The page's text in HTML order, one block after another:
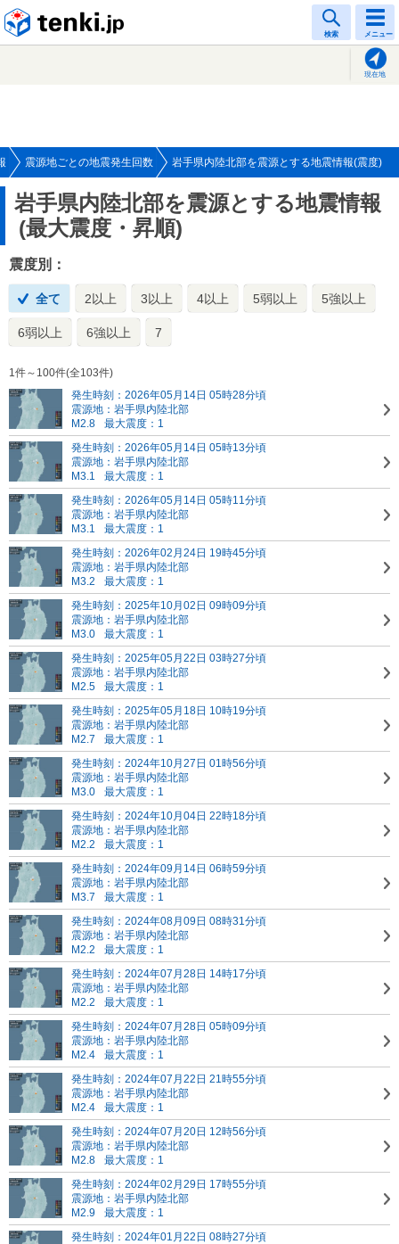
検索 メニュー
現在地
震源地ごとの地震発生回数 岩手県内陸北部を震源とする地震情報(震度)
岩手県内陸北部を震源とする地震情報
(最大震度・昇順)
震度別：
全て 2以上 3以上 4以上 5弱以上 5強以上
6弱以上 6強以上 7
1件～100件(全103件)
発生時刻：2026年05月14日 05時28分頃
震源地：岩手県内陸北部
M2.8
最大震度：1
発生時刻：2026年05月14日 05時13分頃
震源地：岩手県内陸北部
M3.1
最大震度：1
発生時刻：2026年05月14日 05時11分頃
震源地：岩手県内陸北部
M3.1
最大震度：1
発生時刻：2026年02月24日 19時45分頃
震源地：岩手県内陸北部
M3.2
最大震度：1
発生時刻：2025年10月02日 09時09分頃
震源地：岩手県内陸北部
M3.0
最大震度：1
発生時刻：2025年05月22日 03時27分頃
震源地：岩手県内陸北部
M2.5
最大震度：1
発生時刻：2025年05月18日 10時19分頃
震源地：岩手県内陸北部
M2.7
最大震度：1
発生時刻：2024年10月27日 01時56分頃
震源地：岩手県内陸北部
M3.0
最大震度：1
発生時刻：2024年10月04日 22時18分頃
震源地：岩手県内陸北部
M2.2
最大震度：1
発生時刻：2024年09月14日 06時59分頃
震源地：岩手県内陸北部
M3.7
最大震度：1
発生時刻：2024年08月09日 08時31分頃
震源地：岩手県内陸北部
M2.2
最大震度：1
発生時刻：2024年07月28日 14時17分頃
震源地：岩手県内陸北部
M2.2
最大震度：1
発生時刻：2024年07月28日 05時09分頃
震源地：岩手県内陸北部
M2.4
最大震度：1
発生時刻：2024年07月22日 21時55分頃
震源地：岩手県内陸北部
M2.4
最大震度：1
発生時刻：2024年07月20日 12時56分頃
震源地：岩手県内陸北部
M2.8
最大震度：1
発生時刻：2024年02月29日 17時55分頃
震源地：岩手県内陸北部
M2.9
最大震度：1
発生時刻：2024年01月22日 08時27分頃